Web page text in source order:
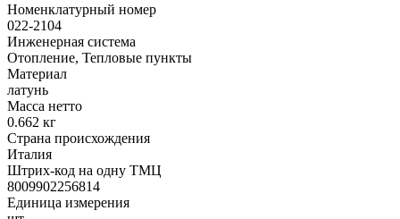
Номенклатурный номер
022-2104
Инженерная система
Отопление, Тепловые пункты
Материал
латунь
Масса нетто
0.662 кг
Страна происхождения
Италия
Штрих-код на одну ТМЦ
8009902256814
Единица измерения